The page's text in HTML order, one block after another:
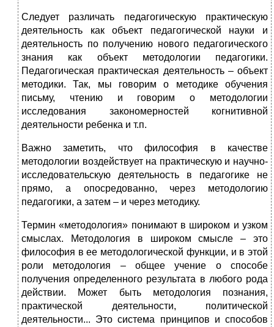
Следует различать педагогическую практическую
деятельность как объект педагогической науки и
деятельность по получению нового педагогического
знания как объект методологии педагогики.
Педагогическая практическая деятельность – объект
методики. Так, мы говорим о методике обучения
письму, чтению и говорим о методологии
исследования закономерностей когнитивной
деятельности ребенка и т.п.
Важно заметить, что философия в качестве
методологии воздействует на практическую и научно-
исследовательскую деятельность в педагогике не
прямо, а опосредованно, через методологию
педагогики, а затем – и через методику.
Термин «методология» понимают в широком и узком
смыслах. Методология в широком смысле – это
философия в ее методологической функции, и в этой
роли методология – общее учение о способе
получения определенного результата в любого рода
действии. Может быть методология познания,
практической деятельности, политической
деятельности... Это система принципов и способов